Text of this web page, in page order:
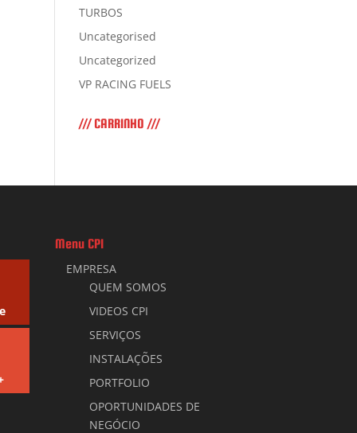
TURBOS
Uncategorised
Uncategorized
VP RACING FUELS
/// CARRINHO ///
Menu CPI
EMPRESA
QUEM SOMOS
VIDEOS CPI
SERVIÇOS
INSTALAÇÕES
PORTFOLIO
OPORTUNIDADES DE
NEGÓCIO